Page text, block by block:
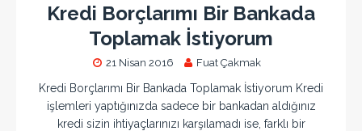
Kredi Borçlarımı Bir Bankada
Toplamak İstiyorum
21 Nisan 2016 Fuat Çakmak
Kredi Borçlarımı Bir Bankada Toplamak İstiyorum Kredi
işlemleri yaptığınızda sadece bir bankadan aldığınız
kredi sizin ihtiyaçlarınızı karşılamadı ise, farklı bir